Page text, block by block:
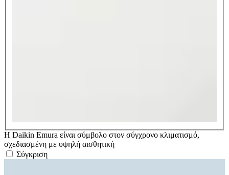
Η Daikin Emura είναι σύμβολο στον σύγχρονο κλιματισμό,
σχεδιασμένη με υψηλή αισθητική
Σύγκριση